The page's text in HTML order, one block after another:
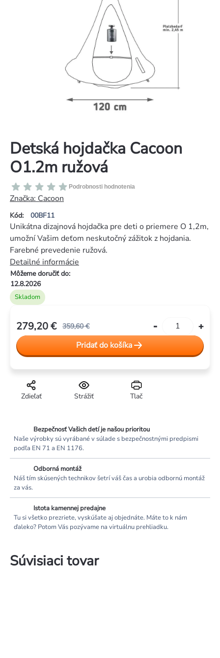
Detská hojdačka Cacoon
O1.2m ružová
Kód: 00BF11
Priemerné
hodnotenie
produktu
je
z
5
hviezdičiek.
Podrobnosti hodnotenia
Značka: Cacoon
Skladom
Môžeme doručiť do:
12.8.2026
Unikátna dizajnová hojdačka pre deti o priemere O 1,2m,
umožní Vašim deťom neskutočný zážitok z hojdania.
Farebné prevedenie ružová.
Detailné informácie
Tlač
Strážiť
Zdieľať
359,60 €
279,20 €
Jednotková
cena:
Pridať do košíka
Bezpečnosť Vašich detí je našou prioritou
Naše výrobky sú vyrábané v súlade s bezpečnostnými predpismi
podľa EN 71 a EN 1176.
Odborná montáž
Náš tím skúsených technikov šetrí váš čas a urobia odbornú montáž
za vás.
Istota kamennej predajne
Tu si všetko prezriete, vyskúšate aj objednáte. Máte to k nám
ďaleko? Potom Vás pozývame na virtuálnu prehliadku.
Súvisiaci tovar